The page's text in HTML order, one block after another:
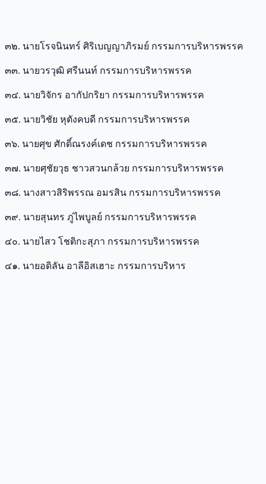
๓๒. นายโรจนินทร์ ศิริเบญญาภิรมย์ กรรมการบริหารพรรค
๓๓. นายวรวุฒิ ศรีนนท์ กรรมการบริหารพรรค
๓๔. นายวิจักร อากัปกริยา กรรมการบริหารพรรค
๓๕. นายวิชัย หุตังคบดี กรรมการบริหารพรรค
๓๖. นายศุข ศักดิ์ณรงค์เดช กรรมการบริหารพรรค
๓๗. นายศุชัยวุธ ชาวสวนกล้วย กรรมการบริหารพรรค
๓๘. นางสาวสิริพรรณ อมรสิน กรรมการบริหารพรรค
๓๙. นายสุนทร ภู่ไพบูลย์ กรรมการบริหารพรรค
๔๐. นายไสว โชติกะสุภา กรรมการบริหารพรรค
๔๑. นายอดิลัน อาลีอิสเฮาะ กรรมการบริหาร